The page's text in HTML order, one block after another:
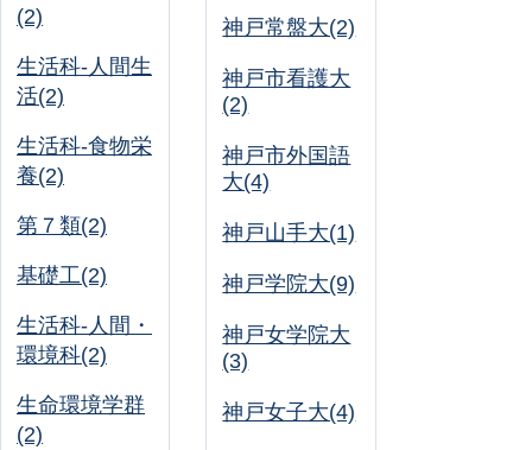
(2)
生活科-人間生
活(2)
生活科-食物栄
養(2)
第７類(2)
基礎工(2)
生活科-人間・
環境科(2)
生命環境学群
(2)
神戸常盤大(2)
神戸市看護大
(2)
神戸市外国語
大(4)
神戸山手大(1)
神戸学院大(9)
神戸女学院大
(3)
神戸女子大(4)